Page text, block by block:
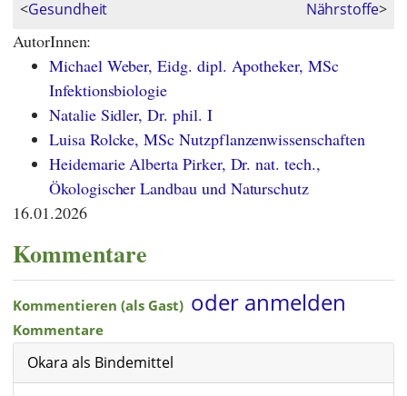
<Gesundheit Nährstoffe>
AutorInnen:
Michael Weber, Eidg. dipl. Apotheker, MSc
Infektionsbiologie
Natalie Sidler, Dr. phil. I
Luisa Rolcke, MSc Nutzpflanzenwissenschaften
Heidemarie Alberta Pirker, Dr. nat. tech.,
Ökologischer Landbau und Naturschutz
16.01.2026
Kommentare